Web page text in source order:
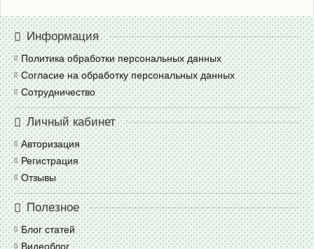
Информация
Политика обработки персональных данных
Согласие на обработку персональных данных
Сотрудничество
Личный кабинет
Авторизация
Регистрация
Отзывы
Полезное
Блог статей
Видеоблог